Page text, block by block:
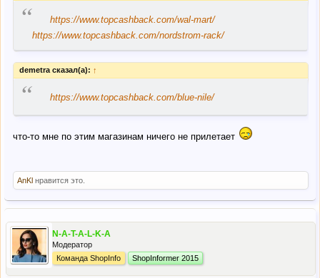
“
https://www.topcashback.com/wal-mart/
https://www.topcashback.com/nordstrom-rack/
demetra сказал(а): ↑
“ https://www.topcashback.com/blue-nile/
что-то мне по этим магазинам ничего не прилетает
AnKl нравится это.
N-A-T-A-L-K-A
Модератор
Команда ShopInfo
ShopInformer 2015